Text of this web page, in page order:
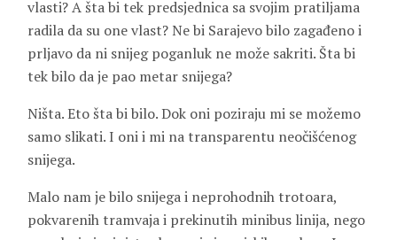
vlasti? A šta bi tek predsjednica sa svojim pratiljama
radila da su one vlast? Ne bi Sarajevo bilo zagađeno i
prljavo da ni snijeg poganluk ne može sakriti. Šta bi
tek bilo da je pao metar snijega?
Ništa. Eto šta bi bilo. Dok oni poziraju mi se možemo
samo slikati. I oni i mi na transparentu neočišćenog
snijega.
Malo nam je bilo snijega i neprohodnih trotoara,
pokvarenih tramvaja i prekinutih minibus linija, nego